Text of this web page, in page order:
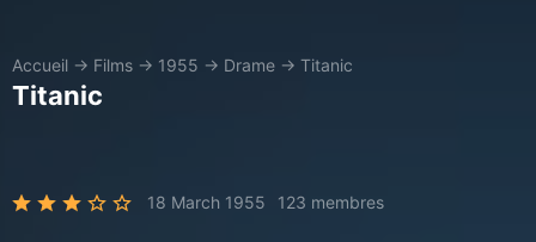
Accueil → Films → 1955 → Drame → Titanic
Titanic
18 March 1955 123 membres